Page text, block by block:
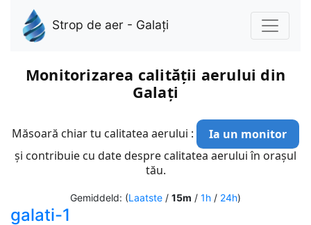
Strop de aer - Galați
Monitorizarea calității aerului din
Galați
Măsoară chiar tu calitatea aerului :
Ia un monitor
și contribuie cu date despre calitatea aerului în orașul
tău.
Gemiddeld: (Laatste / 15m / 1h / 24h)
galati-1